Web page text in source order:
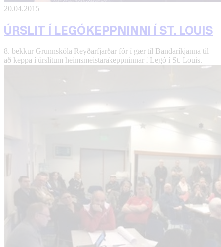
20.04.2015
ÚRSLIT Í LEGÓKEPPNINNI Í ST. LOUIS
8. bekkur Grunnskóla Reyðarfjarðar fór í gær til Bandaríkjanna til
að keppa í úrslitum heimsmeistarakeppninnar í Legó í St. Louis.